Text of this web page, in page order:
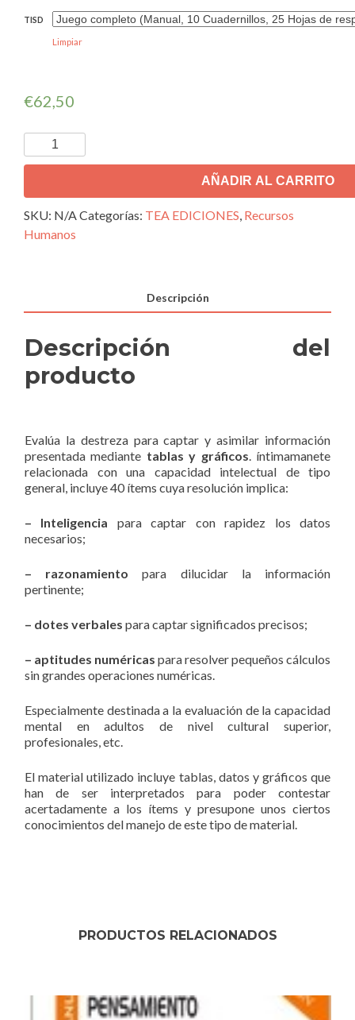
TISD
Limpiar
€62,50
AÑADIR AL CARRITO
SKU: N/A Categorías: TEA EDICIONES Recursos
Humanos
Descripción
Descripción del
producto
Evalúa la destreza para captar y asimilar información
presentada mediante tablas y gráficos . íntimamanete
relacionada con una capacidad intelectual de tipo
general, incluye 40 ítems cuya resolución implica:
– Inteligencia para captar con rapidez los datos
necesarios;
– razonamientopara dilucidar la información
pertinente;
– dotes verbales para captar significados precisos;
– aptitudes numéricas para resolver pequeños cálculos
sin grandes operaciones numéricas.
Especialmente destinada a la evaluación de la capacidad
mental en adultos de nivel cultural superior,
profesionales, etc.
El material utilizado incluye tablas, datos y gráficos que
han de ser interpretados para poder contestar
acertadamente a los ítems y presupone unos ciertos
conocimientos del manejo de este tipo de material.
PRODUCTOS RELACIONADOS